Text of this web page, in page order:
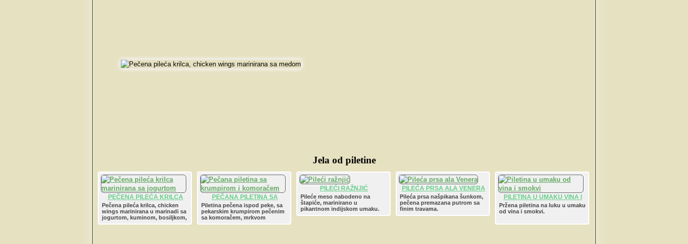
Jela od piletine
PEČENA PILEĆA KRILCA
MARINIRANA SA
JOGURTOM
Pečena pileća krilca, chicken
wings marinirana u marinadi sa
jogurtom, kuminom, bosiljkom,
mljevenom paprikom i
PEČANA PILETINA SA
KRUMPIROM I KOMORAČEM
Piletina pečena ispod peke, sa
pekarskim krumpirom pečenim
sa komoračem, mrkvom
paprikom i kaduljom.
PILEĆI RAŽNJIĆ
Pileće meso nabodeno na
štapiće, marinirano u
pikantnom indijskom umaku.
PILEĆA PRSA ALA VENERA
Pileća prsa našpikana šunkom,
pečena premazana putrom sa
finim travama.
PILETINA U UMAKU VINA I
SMOKVI
Pržena piletina na luku u umaku
od vina i smokvi.